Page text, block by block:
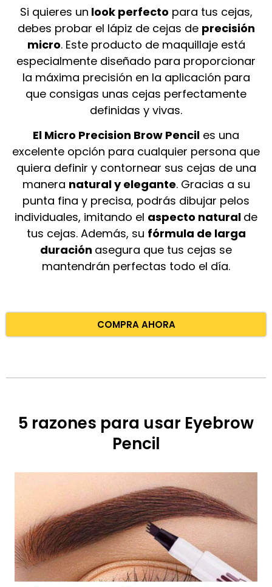
Si quieres un look perfecto para tus cejas,
debes probar el lápiz de cejas de precisión
micro. Este producto de maquillaje está
especialmente diseñado para proporcionar
la máxima precisión en la aplicación para
que consigas unas cejas perfectamente
definidas y vivas.
El Micro Precision Brow Pencil es una
excelente opción para cualquier persona que
quiera definir y contornear sus cejas de una
manera natural y elegante. Gracias a su
punta fina y precisa, podrás dibujar pelos
individuales, imitando el aspecto natural de
tus cejas. Además, su fórmula de larga
duración asegura que tus cejas se
mantendrán perfectas todo el día.
COMPRA AHORA
5 razones para usar Eyebrow
Pencil